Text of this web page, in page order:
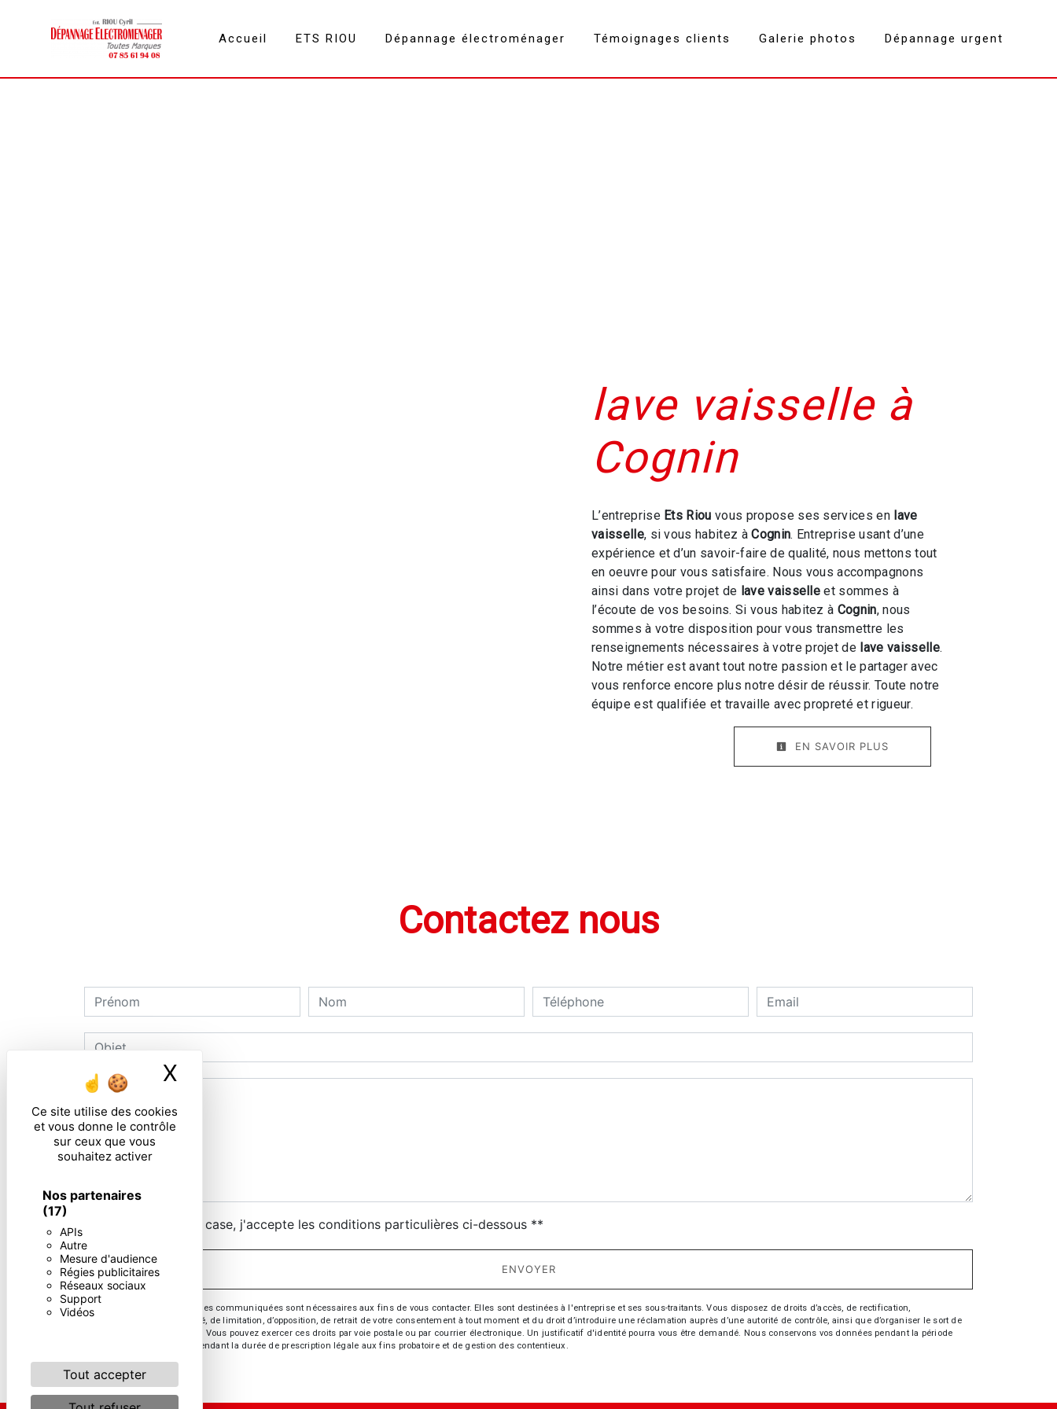
Ce site utilise des cookies
et vous donne le contrôle
sur ceux que vous
souhaitez activer
Nos partenaires
(17)
APIs
Autre
Mesure d'audience
Régies publicitaires
Réseaux sociaux
Support
Vidéos
Tout accepter
X Masquer le bandeau des cookies
Accueil ETS RIOU Dépannage électroménager Témoignages clients Galerie photos Dépannage urgent
lave vaisselle à
Cognin
L’entreprise Ets Riou vous propose ses services en lave
vaisselle, si vous habitez àCognin. Entreprise usant d’une
expérience et d’un savoir-faire de qualité, nous mettons tout
en oeuvre pour vous satisfaire. Nous vous accompagnons
ainsi dans votre projet de lave vaisselle et sommes à
l’écoute de vos besoins. Si vous habitez à Cognin, nous
sommes à votre disposition pour vous transmettre les
renseignements nécessaires à votre projet de lave vaisselle.
Notre métier est avant tout notre passion et le partager avec
vous renforce encore plus notre désir de réussir. Toute notre
équipe est qualifiée et travaille avec propreté et rigueur.
EN SAVOIR PLUS
Contactez nous
En cochant cette case, j'accepte les conditions particulières ci-dessous **
ENVOYER
** Les données personnelles communiquées sont nécessaires aux fins de vous contacter. Elles sont destinées à l'entreprise et ses sous-traitants. Vous disposez de droits d’accès, de rectification,
d’effacement, de portabilité, de limitation, d’opposition, de retrait de votre consentement à tout moment et du droit d’introduire une réclamation auprès d’une autorité de contrôle, ainsi que d’organiser le sort de
vos données post-mortem. Vous pouvez exercer ces droits par voie postale ou par courrier électronique. Un justificatif d'identité pourra vous être demandé. Nous conservons vos données pendant la période
de prise de contact puis pendant la durée de prescription légale aux fins probatoire et de gestion des contentieux.